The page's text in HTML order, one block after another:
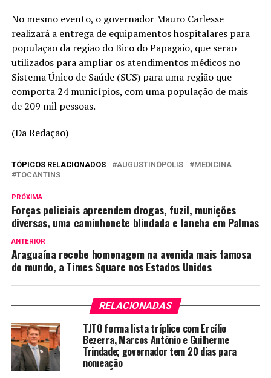
No mesmo evento, o governador Mauro Carlesse
realizará a entrega de equipamentos hospitalares para
população da região do Bico do Papagaio, que serão
utilizados para ampliar os atendimentos médicos no
Sistema Único de Saúde (SUS) para uma região que
comporta 24 municípios, com uma população de mais
de 209 mil pessoas.
(Da Redação)
TÓPICOS RELACIONADOS AUGUSTINÓPOLIS
MEDICINA
TOCANTINS
PRÓXIMA
Forças policiais apreendem drogas, fuzil, munições
diversas, uma caminhonete blindada e lancha em Palmas
ANTERIOR
Araguaína recebe homenagem na avenida mais famosa
do mundo, a Times Square nos Estados Unidos
RELACIONADAS
TJTO forma lista tríplice com Ercílio
Bezerra, Marcos Antônio e Guilherme
Trindade; governador tem 20 dias para
nomeação